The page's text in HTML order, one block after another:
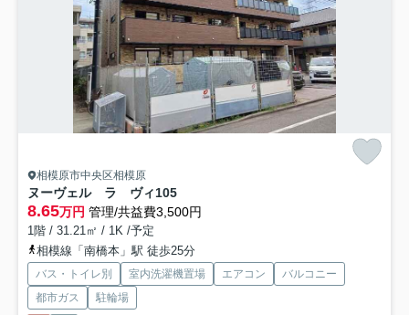
相模原市中央区相模原
ヌーヴェル ラ ヴィ105
8.65万円 管理/共益費3,500円
1階 / 31.21㎡ / 1K /予定
相模線「南橋本」駅 徒歩25分
バス・トイレ別 室内洗濯機置場 エアコン
バルコニー
都市ガス
駐輪場